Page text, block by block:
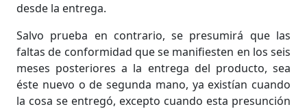
desde la entrega.
Salvo prueba en contrario, se presumirá que las
faltas de conformidad que se manifiesten en los seis
meses posteriores a la entrega del producto, sea
éste nuevo o de segunda mano, ya existían cuando
la cosa se entregó, excepto cuando esta presunción